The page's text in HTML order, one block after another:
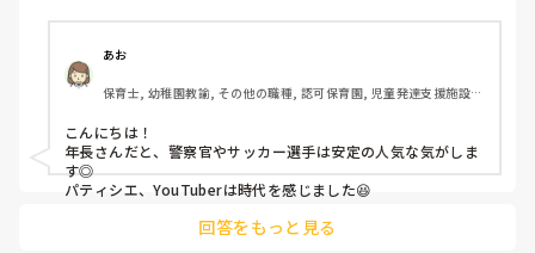
＾＾
あお
保育士, 幼稚園教諭, その他の職種, 認可保育園, 児童発達支援施設,
こんにちは！
年長さんだと、警察官やサッカー選手は安定の人気な気がしま
す◎
パティシエ、YouTuberは時代を感じました😆
回答をもっと見る